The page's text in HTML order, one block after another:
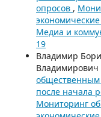
опросов ,
Медиа и
19
Владимир
Владимирович
общественным
после начала
Мониторинг